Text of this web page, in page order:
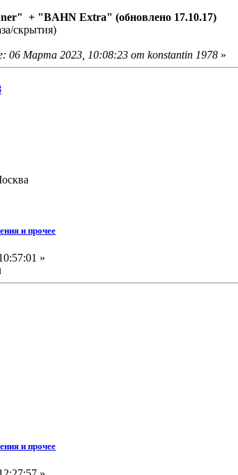
+ "BAHN Extra" (обновлено 17.10.17)
скрытия)
06 Марта 2023, 10:08:23 от konstantin 1978 »
и прочее
»
и прочее